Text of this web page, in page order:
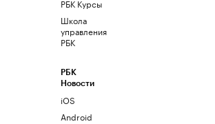
РБК Курсы
Школа
управления
РБК
РБК
Новости
iOS
Android